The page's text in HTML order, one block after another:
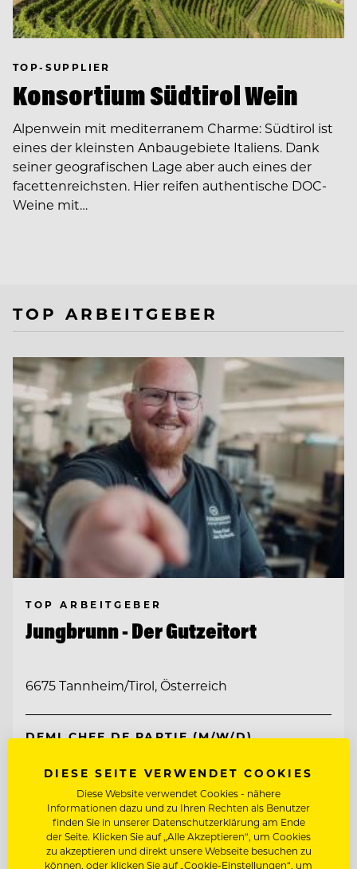
TOP-SUPPLIER
Konsortium Südtirol Wein
Alpenwein mit mediterranem Charme: Südtirol ist
eines der kleinsten Anbaugebiete Italiens. Dank
seiner geografischen Lage aber auch eines der
facettenreichsten. Hier reifen authentische DOC-
Weine mit…
TOP ARBEITGEBER
TOP ARBEITGEBER
Jungbrunn - Der Gutzeitort
6675 Tannheim/Tirol, Österreich
DEMI CHEF DE PARTIE (M/W/D)
KÜCHENCHEF A LA CARTE (M/W/D)
Entdecke alle Jobs
DIESE SEITE VERWENDET COOKIES
Diese Website verwendet Cookies - nähere
Informationen dazu und zu Ihren Rechten als Benutzer
finden Sie in unserer Datenschutzerklärung am Ende
der Seite. Klicken Sie auf „Alle Akzeptieren“, um Cookies
zu akzeptieren und direkt unsere Webseite besuchen zu
können, oder klicken Sie auf „Cookie-Einstellungen“, um